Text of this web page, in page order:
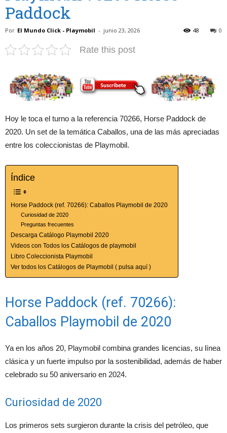
Paddock
Por El Mundo Click - Playmobil - junio 23, 2026 0
48
Rate this post
Hoy le toca el turno a la referencia 70266, Horse Paddock de
2020. Un set de la temática Caballos, una de las más apreciadas
entre los coleccionistas de Playmobil.
Índice
Horse Paddock (ref. 70266): Caballos Playmobil de 2020
Curiosidad de 2020
Preguntas frecuentes
Descarga Catálogo Playmobil 2020
Videos con Todos los Catálogos de playmobil
Libro Coleccionista Playmobil
Ver todos los Catálogos de Playmobil ( pulsa aquí )
Horse Paddock (ref. 70266):
Caballos Playmobil de 2020
Ya en los años 20, Playmobil combina grandes licencias, su línea
clásica y un fuerte impulso por la sostenibilidad, además de haber
celebrado su 50 aniversario en 2024.
Curiosidad de 2020
Los primeros sets surgieron durante la crisis del petróleo, que